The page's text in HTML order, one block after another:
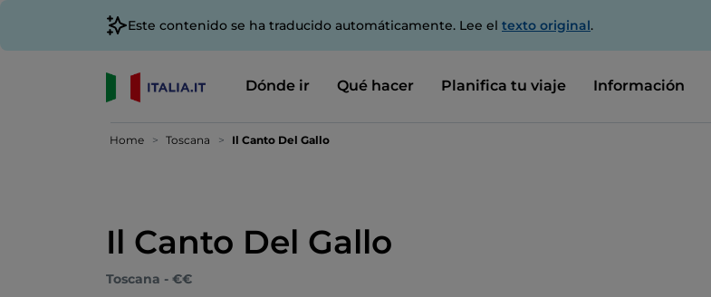
Este contenido se ha traducido automáticamente. Lee el texto original.
Dónde ir Qué hacer Planifica tu viaje Información
Home Toscana Il Canto Del Gallo
Il Canto Del Gallo
Toscana - €€